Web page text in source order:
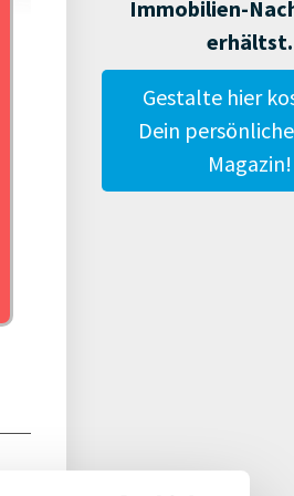
Immobilien-
erhältst.
Gestalte hier
Dein
Magazin!